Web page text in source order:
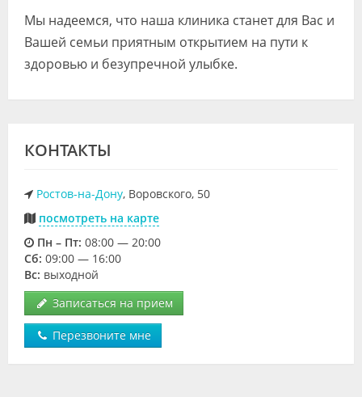
Мы надеемся, что наша клиника станет для Вас и
Вашей семьи приятным открытием на пути к
здоровью и безупречной улыбке.
КОНТАКТЫ
Ростов-на-Дону, Воровского, 50
посмотреть на карте
Пн – Пт: 08:00 — 20:00
Cб: 09:00 — 16:00
Вс: выходной
Записаться на прием
Перезвоните мне